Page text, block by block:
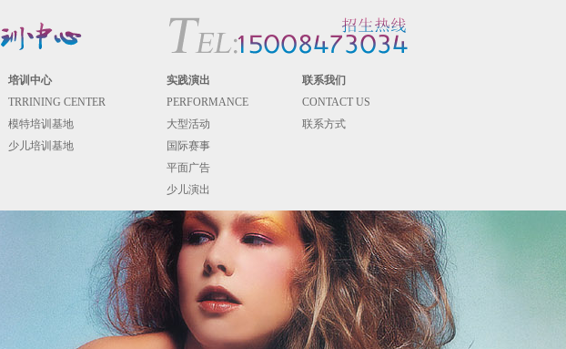
培训中心 实践演出
联系我们
TRRINING CENTER PERFORMANCE
CONTACT US
模特培训基地 大型活动
联系方式
少儿培训基地
国际赛事
平面广告
少儿演出